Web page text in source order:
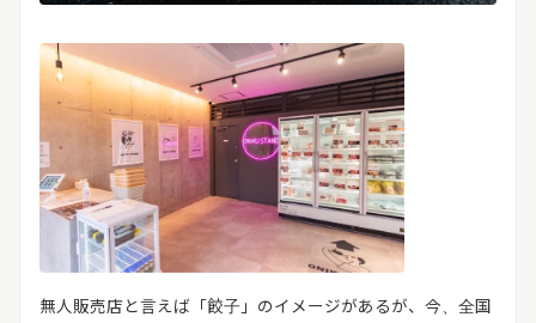
無人販売店と言えば「餃子」のイメージがあるが、今、全国